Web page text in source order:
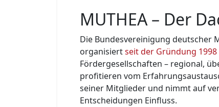
MUTHEA – Der
Die Bundesvereinigung deutscher
organisiertseit der Gründung 1998
Fördergesellschaften – regional,
profitieren vom
seiner Mit­glie­der und nimmt auf
Entscheidungen Einfluss.